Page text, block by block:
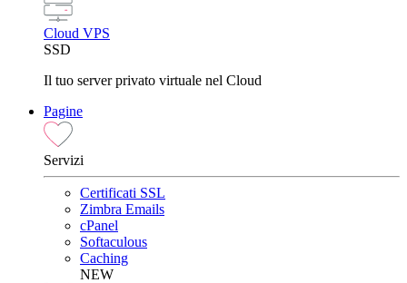
Cloud VPS
SSD
Il tuo server privato virtuale nel Cloud
Pagine
Servizi
Certificati SSL
Zimbra Emails
cPanel
Softaculous
Caching
NEW